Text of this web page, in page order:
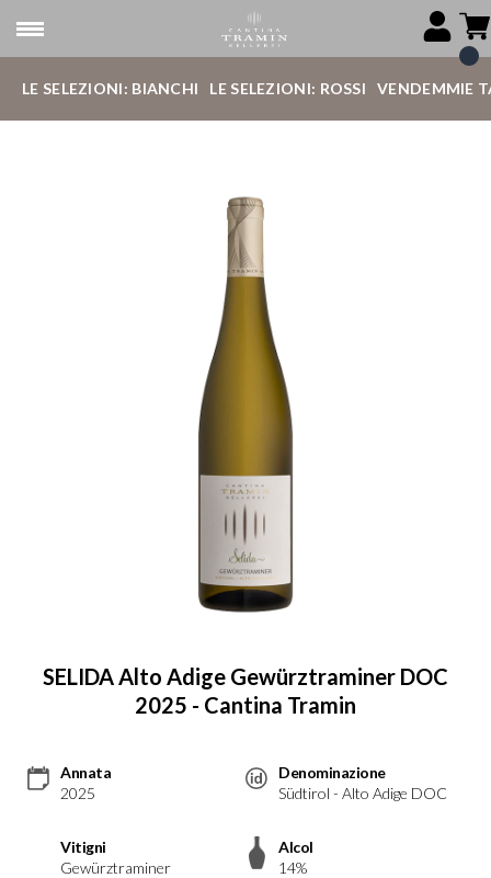
LE SELEZIONI: BIANCHI LE SELEZIONI: ROSSI VENDEMMIE
SELIDA Alto Adige Gewürztraminer DOC
2025 - Cantina Tramin
Annata
2025
Denominazione
Südtirol - Alto Adige DOC
Vitigni
Gewürztraminer
Alcol
14%